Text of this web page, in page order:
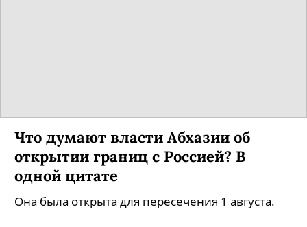
Что думают власти Абхазии об
открытии границ с Россией? В
одной цитате
Она была открыта для пересечения 1 августа.